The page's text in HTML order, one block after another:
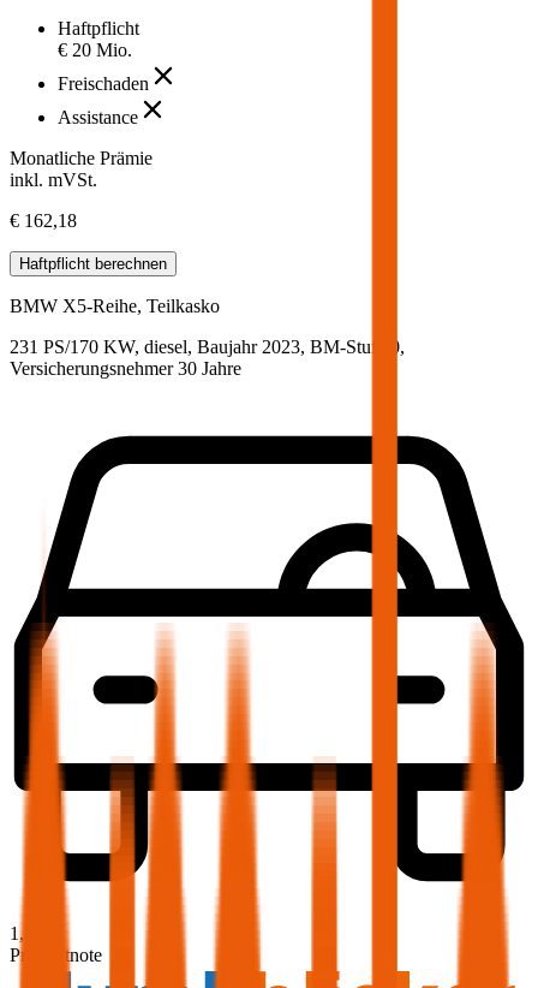
Haftpflicht
€ 20 Mio.
Freischaden
Assistance
Monatliche Prämie
inkl. mVSt.
€ 162,18
Haftpflicht berechnen
BMW X5-Reihe, Teilkasko
231 PS/170 KW, diesel, Baujahr 2023, BM-Stufe 0,
Versicherungsnehmer 30 Jahre
1,8
Produktnote